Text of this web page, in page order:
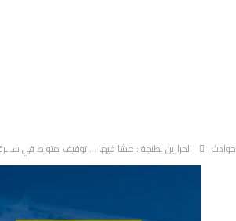
حوادث الحرارين بطنجة : مشا فيها … توقيف متورط في سـ